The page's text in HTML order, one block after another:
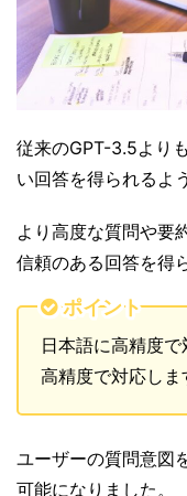
従来のGPT-3.5より
い回答を得られるよ
より高度な質問や要
信頼のある回答を得
ポイント
日本語に高精度
高精度で対応しま
ユーザーの質問意図
可能になりました。